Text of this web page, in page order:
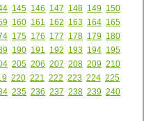
145 146 147 148 149 150
160 161 162 163 164 165
175 176 177 178 179 180
190 191 192 193 194 195
205 206 207 208 209 210
220 221 222 223 224 225
235 236 237 238 239 240